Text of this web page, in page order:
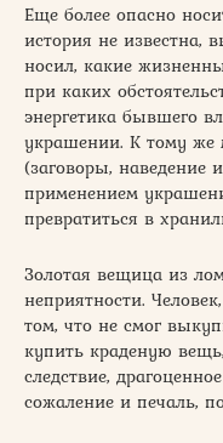
Еще более опасно
история не известна,
носил, какие
при каких
энергетика бывшего
украшении. К тому же
(заговоры, наведение
применением
превратиться в
Золотая вещица из
неприятности.
том, что не смог
купить краденую
следствие,
сожаление и печаль,